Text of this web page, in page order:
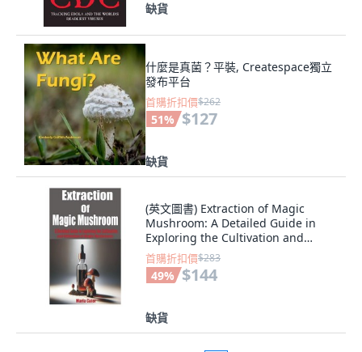
缺貨
什麼是真菌？平裝, Createspace獨立
發布平台
首購折扣價$262
51% $127
缺貨
(英文圖書) Extraction of Magic
Mushroom: A Detailed Guide in
Exploring the Cultivation and
Utilization o... 平裝版,
Independently Published, 英文
首購折扣價$283
49% $144
缺貨